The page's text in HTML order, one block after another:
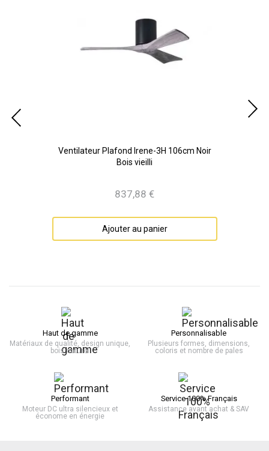
Ventilateur Plafond Irene-3H 106cm Noir
Bois vieilli
Prix
837,88 €
Ajouter au panier
Haut de gamme
Matériaux de qualité, design unique,
bois naturel
Personnalisable
Plusieurs formes, dimensions,
coloris et nombre de pales
Performant
Moteur DC ultra silencieux et
économe en énergie
Service 100% Français
Assistance avant achat & SAV